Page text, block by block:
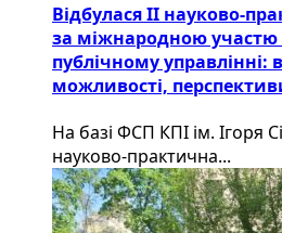
Відбулася ІІ науково-
за міжнародною
публічному управлінні:
можливості,
На базі ФСП КПІ ім. Ігоря
науково-практична...